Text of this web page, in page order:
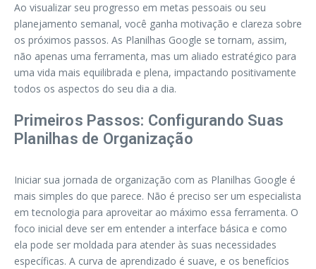
Ao visualizar seu progresso em metas pessoais ou seu
planejamento semanal, você ganha motivação e clareza sobre
os próximos passos. As Planilhas Google se tornam, assim,
não apenas uma ferramenta, mas um aliado estratégico para
uma vida mais equilibrada e plena, impactando positivamente
todos os aspectos do seu dia a dia.
Primeiros Passos: Configurando Suas
Planilhas de Organização
Iniciar sua jornada de organização com as Planilhas Google é
mais simples do que parece. Não é preciso ser um especialista
em tecnologia para aproveitar ao máximo essa ferramenta. O
foco inicial deve ser em entender a interface básica e como
ela pode ser moldada para atender às suas necessidades
específicas. A curva de aprendizado é suave, e os benefícios